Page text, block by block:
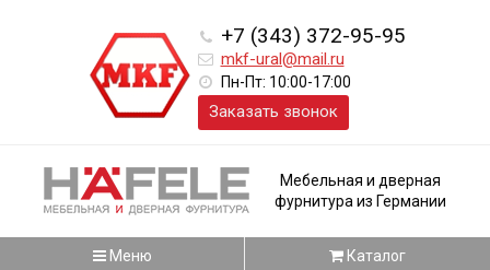
+7 (343) 372-95-95
mkf-ural@mail.ru
Пн-Пт: 10:00-17:00
Заказать звонок
Мебельная и дверная
фурнитура из Германии
Меню Каталог